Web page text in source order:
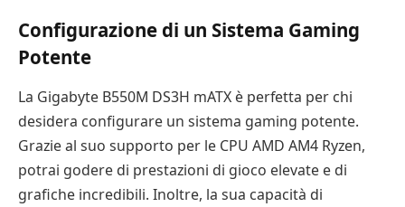
Configurazione di un Sistema Gaming
Potente
La Gigabyte B550M DS3H mATX è perfetta per chi
desidera configurare un sistema gaming potente.
Grazie al suo supporto per le CPU AMD AM4 Ryzen,
potrai godere di prestazioni di gioco elevate e di
grafiche incredibili. Inoltre, la sua capacità di